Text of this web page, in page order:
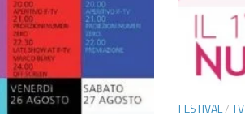
FESTIVAL/TV